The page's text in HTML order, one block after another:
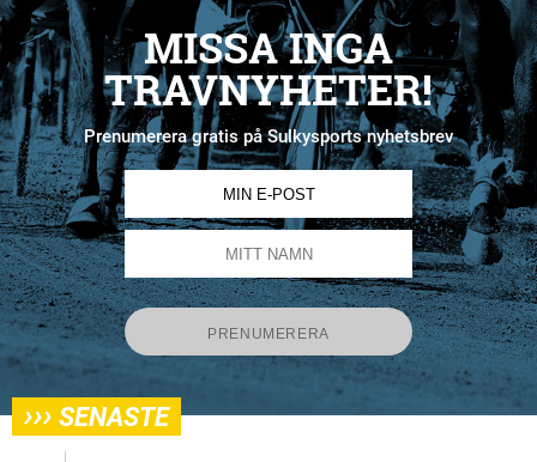
MISSA INGA
TRAVNYHETER!
Prenumerera gratis på Sulkysports nyhetsbrev
››› SENASTE